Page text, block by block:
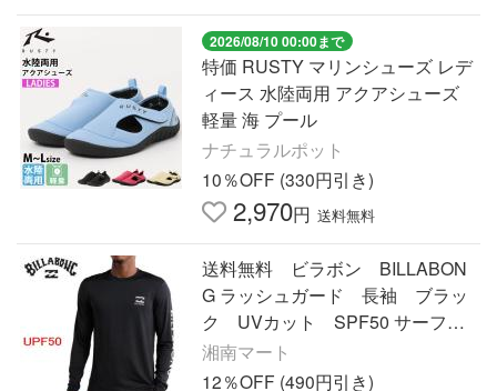
2026/08/10 00:00まで
特価 RUSTY マリンシューズ レデ
ィース 水陸両用 アクアシューズ
軽量 海 プール
ナチュラルポット
10％OFF (330円引き)
2,970円 送料無料
送料無料 ビラボン BILLABON
G ラッシュガード 長袖 ブラッ
ク UVカット SPF50 サーフィ
ン マリンスポーツ プール
湘南マート
12％OFF (490円引き)